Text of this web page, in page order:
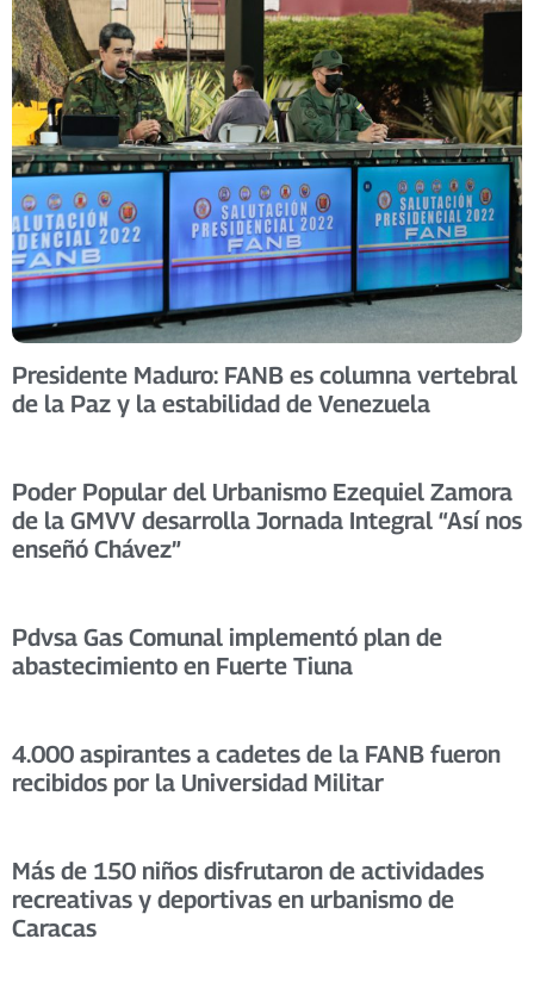
Presidente Maduro: FANB es columna vertebral
de la Paz y la estabilidad de Venezuela
Poder Popular del Urbanismo Ezequiel Zamora
de la GMVV desarrolla Jornada Integral “Así nos
enseñó Chávez”
Pdvsa Gas Comunal implementó plan de
abastecimiento en Fuerte Tiuna
4.000 aspirantes a cadetes de la FANB fueron
recibidos por la Universidad Militar
Más de 150 niños disfrutaron de actividades
recreativas y deportivas en urbanismo de
Caracas